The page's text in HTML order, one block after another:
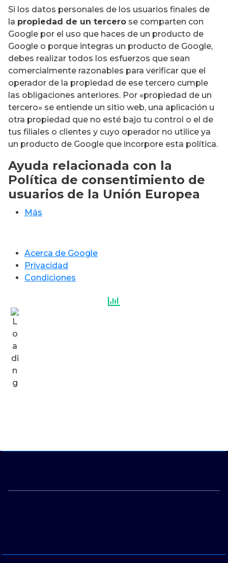
Si los datos personales de los usuarios finales de
la propiedad de un tercero se comparten con
Google por el uso que haces de un producto de
Google o porque integras un producto de Google,
debes realizar todos los esfuerzos que sean
comercialmente razonables para verificar que el
operador de la propiedad de ese tercero cumple
las obligaciones anteriores. Por «propiedad de un
tercero» se entiende un sitio web, una aplicación u
otra propiedad que no esté bajo tu control o el de
tus filiales o clientes y cuyo operador no utilice ya
un producto de Google que incorpore esta política.
Ayuda relacionada con la
Política de consentimiento de
usuarios de la Unión Europea
Más
Acerca de Google
Privacidad
Condiciones